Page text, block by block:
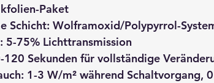
Paket
Schicht: Wolframoxid/Polypyrrol-
5-75% Lichttransmission
Sekunden für vollständige
1-3 W/m² während Schaltvorgang,